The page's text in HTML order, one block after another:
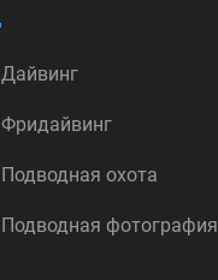
Дайвинг
Фридайвинг
Подводная охота
Подводная фотография